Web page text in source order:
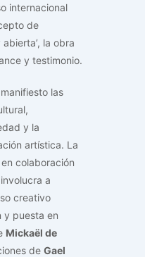
internacional
de
la obra
y testimonio.
las
y la
artística. La
colaboración
a
creativo
y puesta en
Mickaël de
de Gael